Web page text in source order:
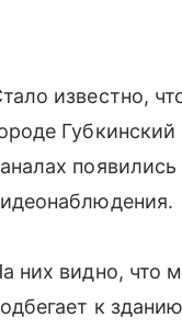
известно,
них видно, что
к